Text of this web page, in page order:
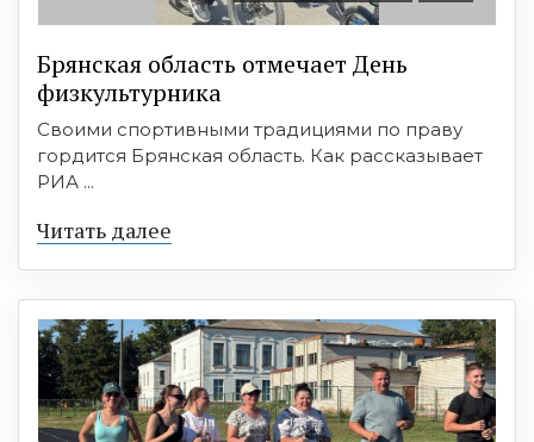
Брянская область отмечает День
физкультурника
Своими спортивными традициями по праву
гордится Брянская область. Как рассказывает
РИА ...
Читать далее